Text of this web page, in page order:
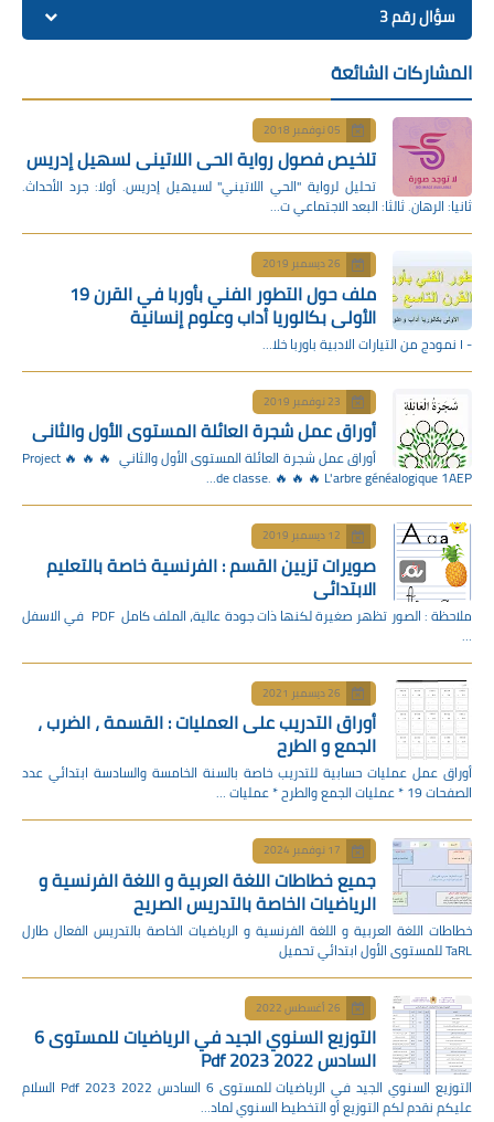
سؤال رقم 3
المشاركات الشائعة
05 نوفمبر 2018
تلخيص فصول رواية الحي اللاتيني لسهيل إدريس
تحليل لرواية "الحي اللاتيني" لسيهيل إدريس. أولا: جرد الأحداث.
ثانيا: الرهان. ثالثا: البعد الاجتماعي ت…
26 ديسمبر 2019
ملف حول التطور الفني بأوربا في القرن 19
الأولى بكالوريا أداب وعلوم إنسانية
- I نمودج من التيارات الادبية باوربا خلا…
23 نوفمبر 2019
أوراق عمل شجرة العائلة المستوى الأول والثاني
أوراق عمل شجرة العائلة المستوى الأول والثاني 🔥 🔥 🔥 Project
de classe. 🔥 🔥 🔥 L'arbre généalogique 1AEP…
12 ديسمبر 2019
صويرات تزيين القسم : الفرنسية خاصة بالتعليم
الابتدائي
ملاحظة : الصور تظهر صغيرة لكنها ذات جودة عالية، الملف كامل PDF في الاسفل
…
26 ديسمبر 2021
أوراق التدريب على العمليات : القسمة ، الضرب ،
الجمع و الطرح
أوراق عمل عمليات حسابية للتدريب خاصة بالسنة الخامسة والسادسة ابتدائي عدد
الصفحات 19 * عمليات الجمع والطرح * عمليات …
17 نوفمبر 2024
جميع خطاطات اللغة العربية و اللغة الفرنسية و
الرياضيات الخاصة بالتدريس الصريح
خطاطات اللغة العربية و اللغة الفرنسية و الرياضيات الخاصة بالتدريس الفعال طارل
TaRL للمستوى الأول ابتدائي تحميل
26 أغسطس 2022
التوزيع السنوي الجيد في الرياضيات للمستوى 6
السادس 2022 2023 Pdf
التوزيع السنوي الجيد في الرياضيات للمستوى 6 السادس 2022 2023 Pdf السلام
عليكم نقدم لكم التوزيع أو التخطيط السنوي لماد…